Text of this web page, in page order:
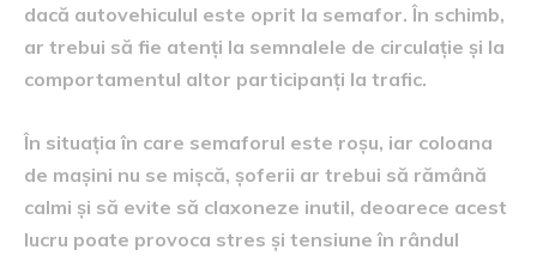
dacă autovehiculul este oprit la semafor. În schimb,
ar trebui să fie atenți la semnalele de circulație și la
comportamentul altor participanți la trafic.
În situația în care semaforul este roșu, iar coloana
de mașini nu se mișcă, șoferii ar trebui să rămână
calmi și să evite să claxoneze inutil, deoarece acest
lucru poate provoca stres și tensiune în rândul